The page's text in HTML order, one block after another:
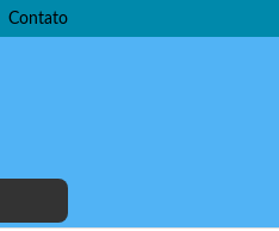
Contato